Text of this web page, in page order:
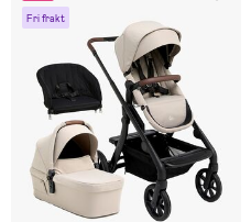
Fri frakt